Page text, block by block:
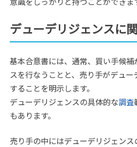
デューデリジェンスに
基本合意書には、通常、買い手候
スを行なうことと、売り手がデュ
することを明示します。
デューデリジェンスの具体的な調査
もあります。
売り手の中にはデューデリジェン